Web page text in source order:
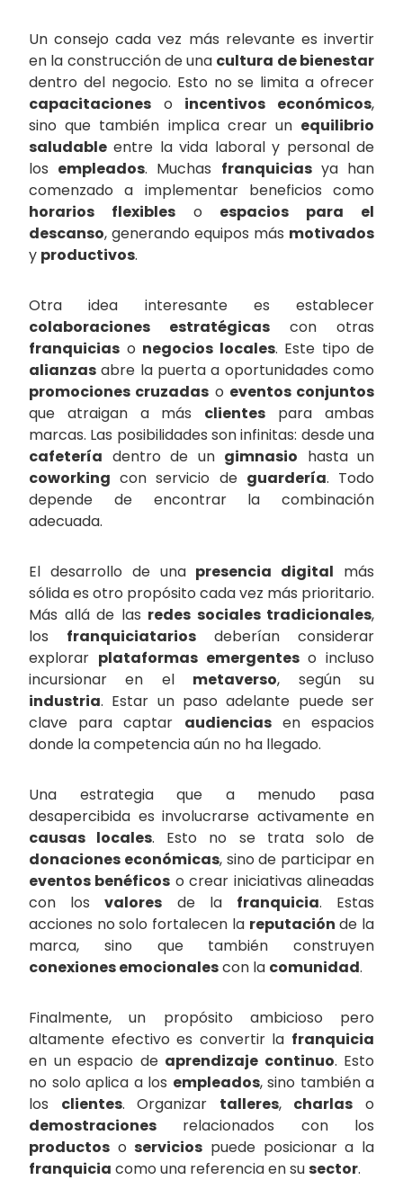
Un consejo cada vez más relevante es invertir
en la construcción de una cultura de bienestar
dentro del negocio. Esto no se limita a ofrecer
capacitaciones o incentivos económicos,
sino que también implica crear un equilibrio
saludable entre la vida laboral y personal de
los empleados. Muchas franquiciasya han
comenzado a implementar beneficios como
horarios flexibleso espacios para el
descanso, generando equipos más motivados
y productivos.
Otra idea interesante es establecer
colaboraciones estratégicas con otras
franquicias o negocios locales. Este tipo de
alianzas abre la puerta a oportunidades como
promociones cruzadas o eventos conjuntos
que atraigan a más clientes para ambas
marcas. Las posibilidades son infinitas: desde una
cafetería dentro de un gimnasio hasta un
coworking con servicio de guardería. Todo
depende de encontrar la combinación
adecuada.
El desarrollo de una presencia digital más
sólida es otro propósito cada vez más prioritario.
Más allá de las redes sociales tradicionales,
los franquiciatarios deberían considerar
explorar plataformas emergenteso incluso
incursionar en el metaverso, según su
industria. Estar un paso adelante puede ser
clave para captar audienciasen espacios
donde la competencia aún no ha llegado.
Una estrategia que a menudo pasa
desapercibida es involucrarse activamente en
causas locales. Esto no se trata solo de
donaciones económicas, sino de participar en
eventos benéficos o crear iniciativas alineadas
con losvalores de la franquicia. Estas
acciones no solo fortalecen la reputación de la
marca, sino que también construyen
conexiones emocionalescon la comunidad.
Finalmente, un propósito ambicioso pero
altamente efectivo es convertir la franquicia
en un espacio de aprendizaje continuo. Esto
no solo aplica a los empleados, sino también a
los clientes. Organizar talleres, charlas o
demostraciones relacionados con los
productos oservicios puede posicionar a la
franquicia como una referencia en susector.